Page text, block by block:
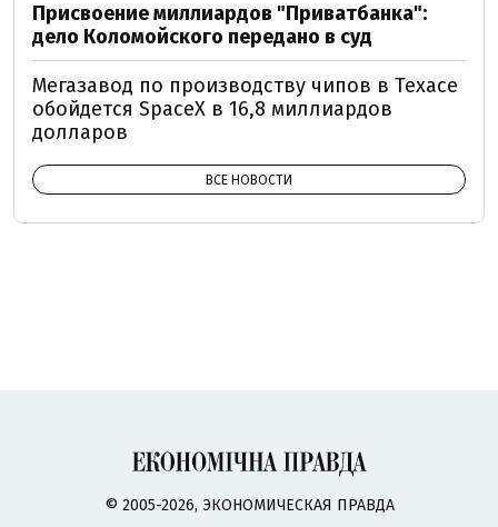
Присвоение миллиардов "Приватбанка":
дело Коломойского передано в суд
Мегазавод по производству чипов в Техасе
обойдется SpaceX в 16,8 миллиардов
долларов
ВСЕ НОВОСТИ
© 2005-2026, ЭКОНОМИЧЕСКАЯ ПРАВДА